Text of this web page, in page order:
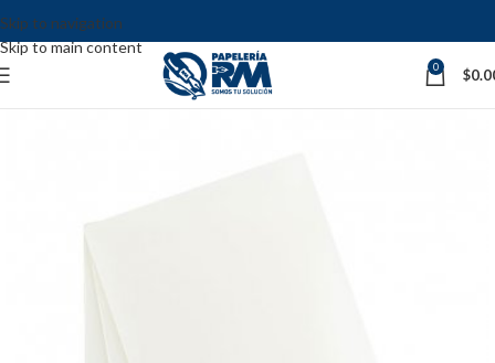
Skip to navigation
Skip to main content
0 $